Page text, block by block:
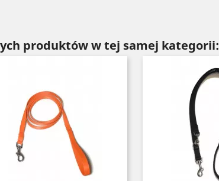
produktów w tej samej kategorii: